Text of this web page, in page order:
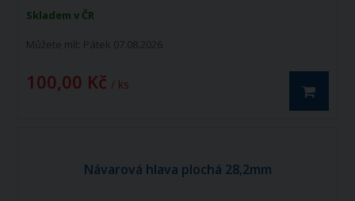
Skladem v ČR
Můžete mít: Pátek 07.08.2026
100,00 Kč / ks
Návarová hlava plochá 28,2mm